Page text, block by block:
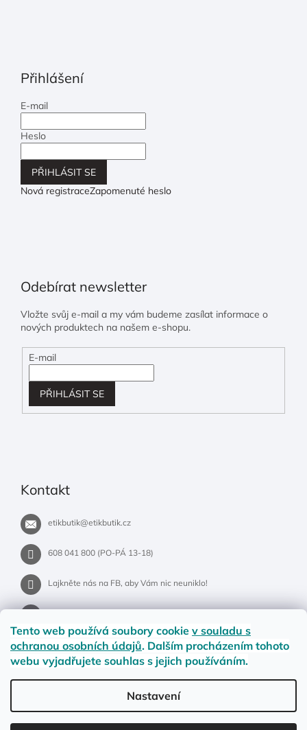
Tento web používá soubory cookie v souladu s
ochranou osobních údajů. Dalším procházením tohoto
webu vyjadřujete souhlas s jejich používáním.
Nastavení
Přihlášení
E-mail
Heslo
PŘIHLÁSIT SE
Nová registraceZapomenuté heslo
Odebírat newsletter
Vložte svůj e-mail a my vám budeme zasílat informace o
nových produktech na našem e-shopu.
E-mail
PŘIHLÁSIT SE
Kontakt
etikbutik@etikbutik.cz
608 041 800 (PO-PÁ 13-18)
Lajkněte nás na FB, aby Vám nic neuniklo!
Jak na vrácení nebo reklamaci?
Obchodní podmínky Ochrana osobních údajů